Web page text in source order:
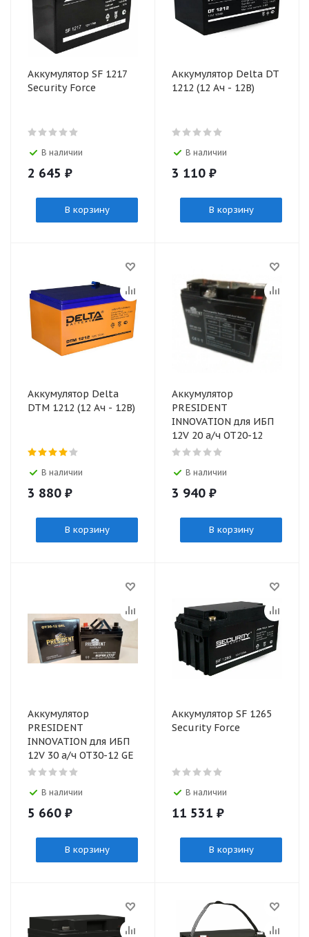
Аккумулятор SF 1217
Security Force
В наличии
2 645 ₽
В корзину
Аккумулятор Delta DT
1212 (12 Ач - 12В)
В наличии
3 110 ₽
В корзину
Аккумулятор Delta
DTM 1212 (12 Ач - 12В)
В наличии
3 880 ₽
В корзину
Аккумулятор
PRESIDENT
INNOVATION для ИБП
12V 20 а/ч ОТ20-12
В наличии
3 940 ₽
В корзину
Аккумулятор
PRESIDENT
INNOVATION для ИБП
12V 30 а/ч ОТ30-12 GE
В наличии
5 660 ₽
В корзину
Аккумулятор SF 1265
Security Force
В наличии
11 531 ₽
В корзину